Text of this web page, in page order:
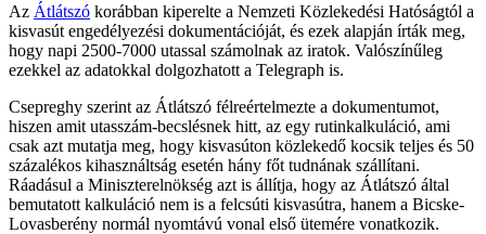
Az Átlátszó korábban kiperelte a Nemzeti Közlekedési Hatóságtól a
kisvasút engedélyezési dokumentációját, és ezek alapján írták meg,
hogy napi 2500-7000 utassal számolnak az iratok. Valószínűleg
ezekkel az adatokkal dolgozhatott a Telegraph is.
Csepreghy szerint az Átlátszó félreértelmezte a dokumentumot,
hiszen amit utasszám-becslésnek hitt, az egy rutinkalkuláció, ami
csak azt mutatja meg, hogy kisvasúton közlekedő kocsik teljes és 50
százalékos kihasználtság esetén hány főt tudnának szállítani.
Ráadásul a Miniszterelnökség azt is állítja, hogy az Átlátszó által
bemutatott kalkuláció nem is a felcsúti kisvasútra, hanem a Bicske-
Lovasberény normál nyomtávú vonal első ütemére vonatkozik.